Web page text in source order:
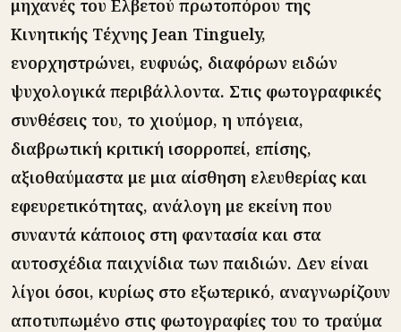
μηχανές του Ελβετού πρωτοπόρου της
Κινητικής Τέχνης Jean Tinguely,
ενορχηστρώνει, ευφυώς, διαφόρων ειδών
ψυχολογικά περιβάλλοντα. Στις φωτογραφικές
συνθέσεις του, το χιούμορ, η υπόγεια,
διαβρωτική κριτική ισορροπεί, επίσης,
αξιοθαύμαστα με μια αίσθηση ελευθερίας και
εφευρετικότητας, ανάλογη με εκείνη που
συναντά κάποιος στη φαντασία και στα
αυτοσχέδια παιχνίδια των παιδιών. Δεν είναι
λίγοι όσοι, κυρίως στο εξωτερικό, αναγνωρίζουν
αποτυπωμένο στις φωτογραφίες του το τραύμα